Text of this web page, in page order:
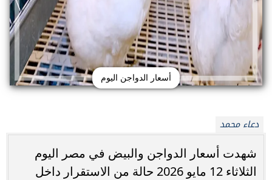
أسعار الدواجن اليوم
دعاء محمد
شهدت أسعار الدواجن والبيض في مصر اليوم
الثلاثاء 12 مايو 2026 حالة من الاستقرار داخل